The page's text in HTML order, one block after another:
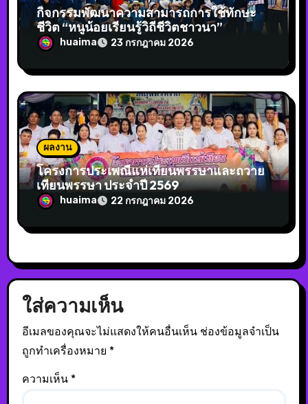
กิจกรรมพัฒนาความสามารถการใช้ทักษะ
ชีวิต “หนูน้อยเรียนรู้วิถีชีวิตชาวนา”
huaima 23 กรกฎาคม 2026
ผลงาน
โครงการประเพณีแห่เทียนพรรษาและถวาย
เทียนพรรษา ประจำปี 2569
huaima 22 กรกฎาคม 2026
ใส่ความเห็น
อีเมลของคุณจะไม่แสดงให้คนอื่นเห็น ช่องข้อมูลจำเป็น
ถูกทำเครื่องหมาย *
ความเห็น *